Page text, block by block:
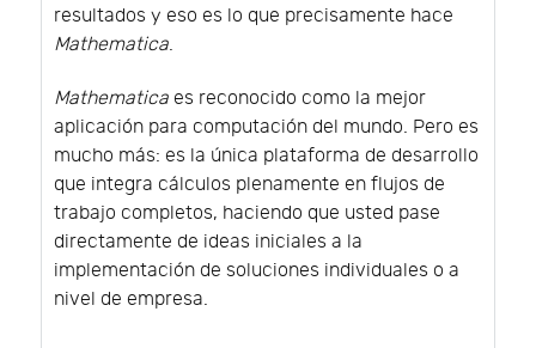
resultados y eso es lo que precisamente hace
Mathematica.
Mathematica es reconocido como la mejor
aplicación para computación del mundo. Pero es
mucho más: es la única plataforma de desarrollo
que integra cálculos plenamente en flujos de
trabajo completos, haciendo que usted pase
directamente de ideas iniciales a la
implementación de soluciones individuales o a
nivel de empresa.